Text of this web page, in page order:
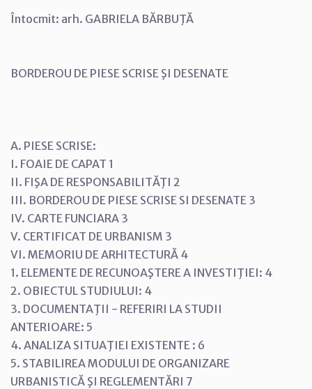
Întocmit: arh. GABRIELA BĂRBUŢĂ
BORDEROU DE PIESE SCRISE ŞI DESENATE
A. PIESE SCRISE:
I. FOAIE DE CAPAT 1
II. FIŞA DE RESPONSABILITĂŢI 2
III. BORDEROU DE PIESE SCRISE SI DESENATE 3
IV. CARTE FUNCIARA 3
V. CERTIFICAT DE URBANISM 3
VI. MEMORIU DE ARHITECTURĂ 4
1. ELEMENTE DE RECUNOAŞTERE A INVESTIŢIEI: 4
2. OBIECTUL STUDIULUI: 4
3. DOCUMENTAŢII - REFERIRI LA STUDII
ANTERIOARE: 5
4. ANALIZA SITUAŢIEI EXISTENTE : 6
5. STABILIREA MODULUI DE ORGANIZARE
URBANISTICĂ ŞI REGLEMENTĂRI 7